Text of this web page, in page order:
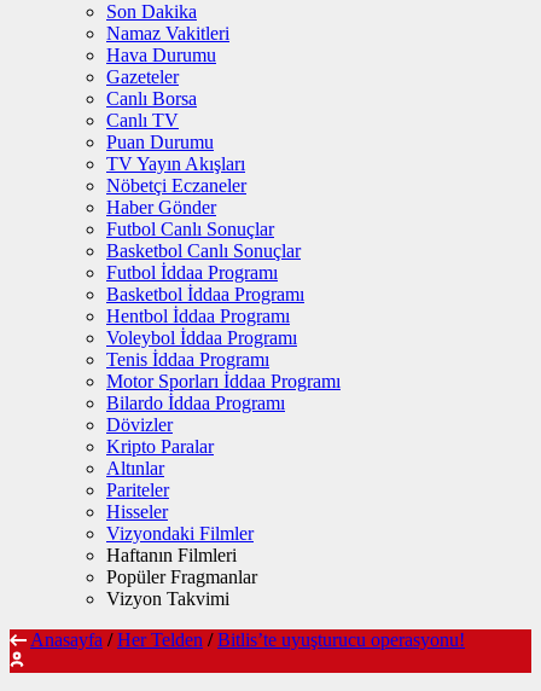
Son Dakika
Namaz Vakitleri
Hava Durumu
Gazeteler
Canlı Borsa
Canlı TV
Puan Durumu
TV Yayın Akışları
Nöbetçi Eczaneler
Haber Gönder
Futbol Canlı Sonuçlar
Basketbol Canlı Sonuçlar
Futbol İddaa Programı
Basketbol İddaa Programı
Hentbol İddaa Programı
Voleybol İddaa Programı
Tenis İddaa Programı
Motor Sporları İddaa Programı
Bilardo İddaa Programı
Dövizler
Kripto Paralar
Altınlar
Pariteler
Hisseler
Vizyondaki Filmler
Haftanın Filmleri
Popüler Fragmanlar
Vizyon Takvimi
Anasayfa / Her Telden / Bitlis’te uyuşturucu operasyonu!